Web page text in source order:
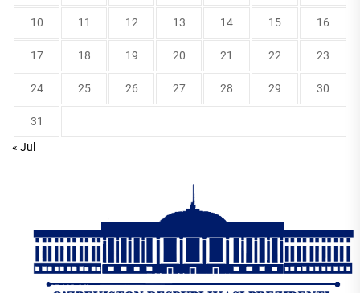
10 11 12 13 14 15 16
17 18 19 20 21 22 23
24 25 26 27 28 29 30
31
« Jul